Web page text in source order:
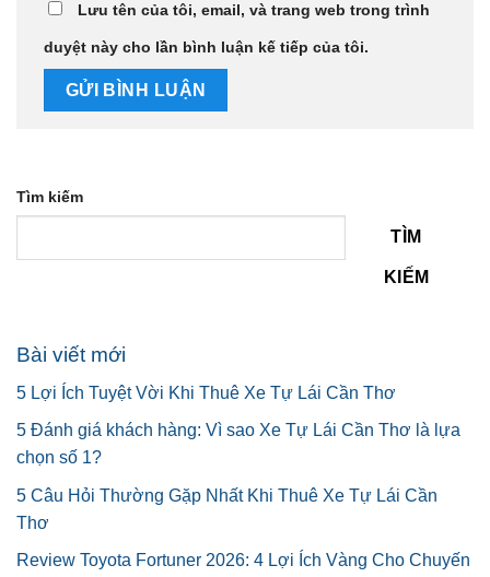
Lưu tên của tôi, email, và trang web trong trình
duyệt này cho lần bình luận kế tiếp của tôi.
Tìm kiếm
TÌM
KIẾM
Bài viết mới
5 Lợi Ích Tuyệt Vời Khi Thuê Xe Tự Lái Cần Thơ
5 Đánh giá khách hàng: Vì sao Xe Tự Lái Cần Thơ là lựa
chọn số 1?
5 Câu Hỏi Thường Gặp Nhất Khi Thuê Xe Tự Lái Cần
Thơ
Review Toyota Fortuner 2026: 4 Lợi Ích Vàng Cho Chuyến